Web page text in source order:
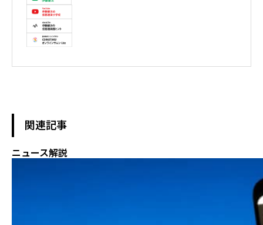
号資産取引所アドバイザー / 暗号資産投資アナリスト / Fintechコ
ンサルタント / 暗号資産非公式アーティスト /YouTuber
テレビ東京WBS出演　テレビ東京モーニングサテライト出演
他各メディア取材、出演
関連記事
ニュース解説